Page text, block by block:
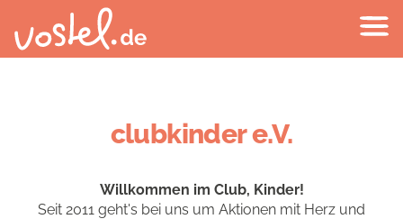
clubkinder e.V.
Willkommen im Club, Kinder!
Seit 2011 geht's bei uns um Aktionen mit Herz und